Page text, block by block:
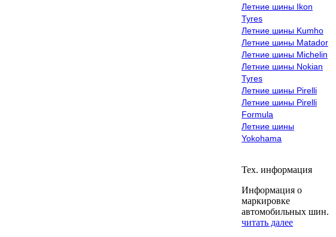
Летние шины Ikon
Tyres
Летние шины Kumho
Летние шины Matador
Летние шины Michelin
Летние шины Nokian
Tyres
Летние шины Pirelli
Летние шины Pirelli
Formula
Летние шины
Yokohama
Тех. информация
Информация о
маркировке
автомобильных шин.
читать далее